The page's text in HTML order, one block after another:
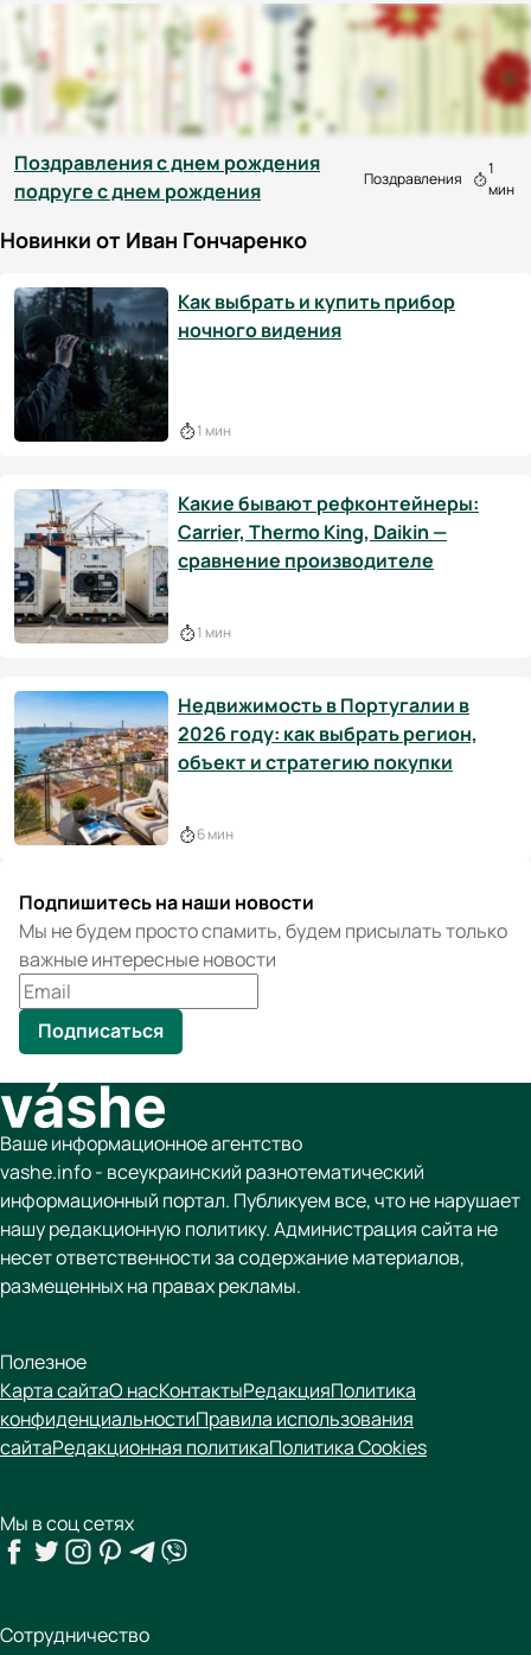
Поздравления с днем рождения
подруге с днем рождения
Поздравления
1
мин
Новинки от Иван Гончаренко
Как выбрать и купить прибор
ночного видения
1 мин
Какие бывают рефконтейнеры:
Carrier, Thermo King, Daikin —
сравнение производителе
1 мин
Недвижимость в Португалии в
2026 году: как выбрать регион,
объект и стратегию покупки
6 мин
Подпишитесь на наши новости
Мы не будем просто спамить, будем присылать только
важные интересные новости
Подписаться
Ваше информационное агентство
vashe.info - всеукраинский разнотематический
информационный портал. Публикуем все, что не нарушает
нашу редакционную политику. Администрация сайта не
несет ответственности за содержание материалов,
размещенных на правах рекламы.
Полезное
Карта сайтаО насКонтактыРедакцияПолитика
конфиденциальностиПравила использования
сайтаРедакционная политикаПолитика Cookies
Мы в соц сетях
Сотрудничество